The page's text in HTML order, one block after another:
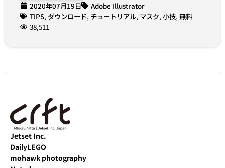
2020年07月19日
Adobe Illustrator
TIPS, ダウンロード, チュートリアル, マスク, 小技, 無料
38,511
Jetset Inc.
DailyLEGO
mohawk photography